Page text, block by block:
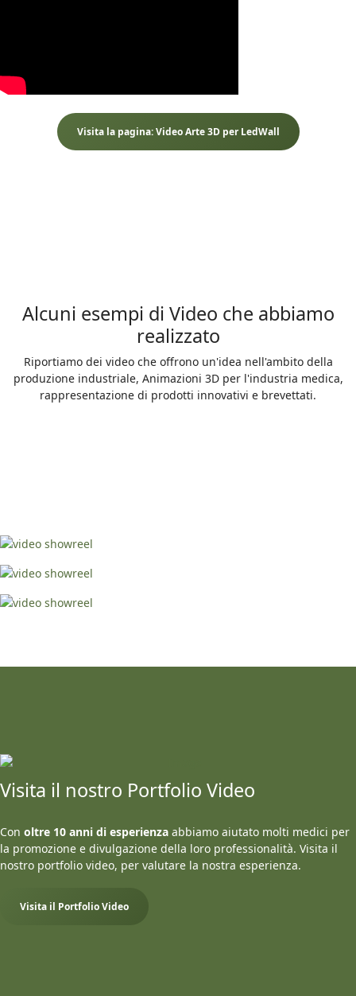
Visita la pagina: Video Arte 3D per LedWall
Alcuni esempi di Video che abbiamo
realizzato
Riportiamo dei video che offrono un'idea nell'ambito della
produzione industriale, Animazioni 3D per l'industria medica,
rappresentazione di prodotti innovativi e brevettati.
Visita il nostro Portfolio Video
Con oltre 10 anni di esperienza abbiamo aiutato molti medici per
la promozione e divulgazione della loro professionalità. Visita il
nostro portfolio video, per valutare la nostra esperienza.
Visita il Portfolio Video